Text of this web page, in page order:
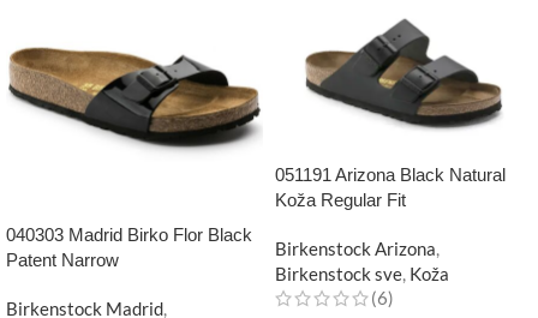
040303 Madrid Birko Flor Black
Patent Narrow
Birkenstock Madrid
051191 Arizona Black Natural
Koža Regular Fit
Birkenstock Arizona,
Birkenstock sve, Koža
(6)